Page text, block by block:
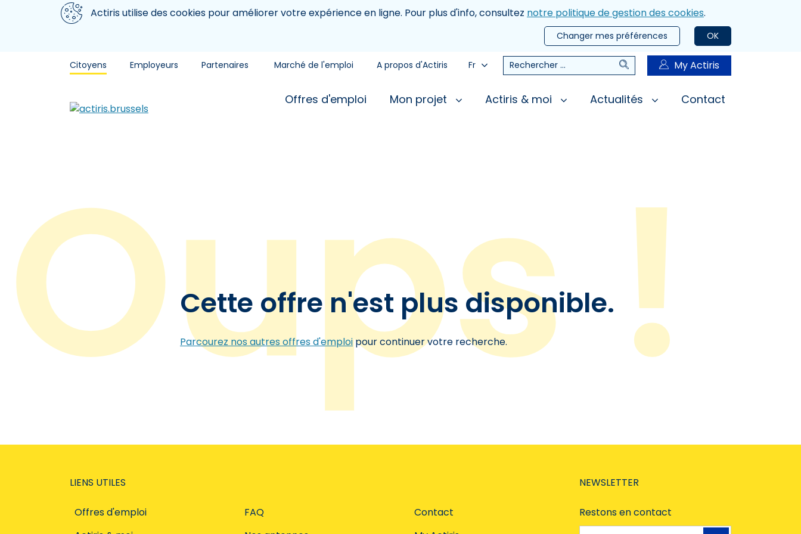
Aller au contenu principal
Nous utilisons des cookiesActiris utilise des cookies pour améliorer votre expérience en ligne. Pour plus d'info, consultez notre politique de gestion des cookies.
OK
Changer mes préférences
Citoyens Employeurs Partenaires Marché de l'emploi A propos d'Actiris Fr Rechercher RechercherMy Actiris
Offres d'emploi Mon projet Actiris & moi Actualités Contact
Cette offre n'est plus disponible.
Parcourez nos autres offres d'emploipour continuer votre recherche.
LIENS UTILES
Offres d'emploi
FAQ
Contact
NEWSLETTER
Restons en contact